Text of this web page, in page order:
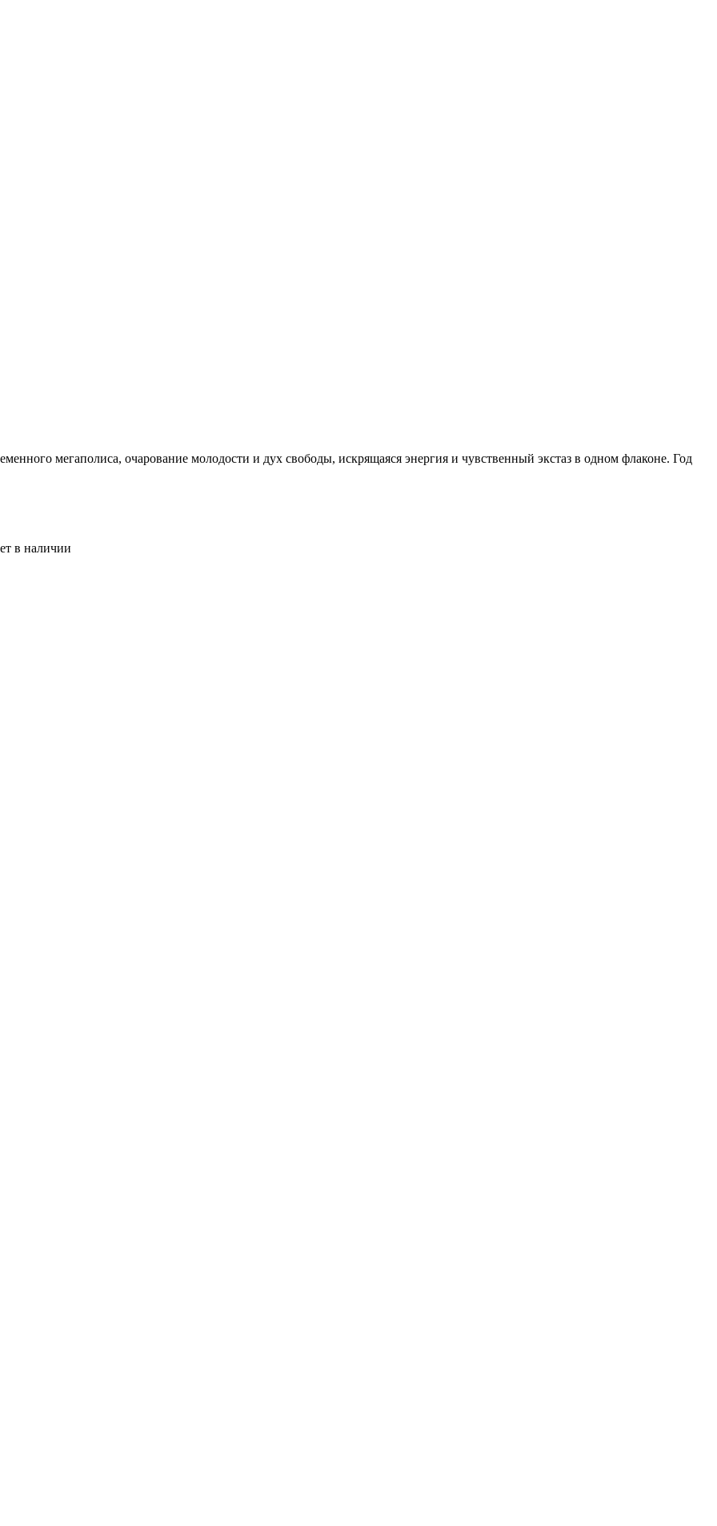
мегаполиса, очарование молодости и дух свободы, искрящаяся энергия и чувственный экстаз в одном флаконе. Год
в наличии
Color